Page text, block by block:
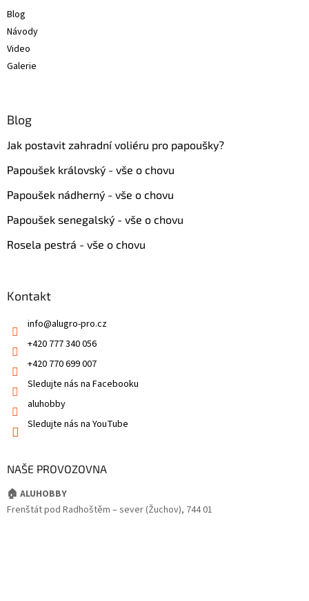
Blog
Návody
Video
Galerie
Blog
Jak postavit zahradní voliéru pro papoušky?
Papoušek královský - vše o chovu
Papoušek nádherný - vše o chovu
Papoušek senegalský - vše o chovu
Rosela pestrá - vše o chovu
Kontakt
info@alugro-pro.cz
+420 777 340 056
+420 770 699 007
Sledujte nás na Facebooku
aluhobby
Sledujte nás na YouTube
NAŠE PROVOZOVNA
🏠 ALUHOBBY
Frenštát pod Radhoštěm – sever (Žuchov), 744 01